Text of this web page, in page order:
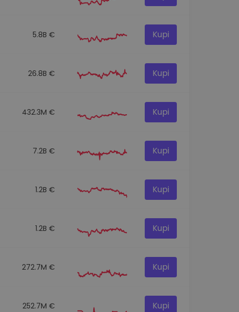
5.8B € Kupi
26.8B € Kupi
432.3M € Kupi
7.2B € Kupi
1.2B € Kupi
1.2B € Kupi
272.7M € Kupi
252.7M € Kupi